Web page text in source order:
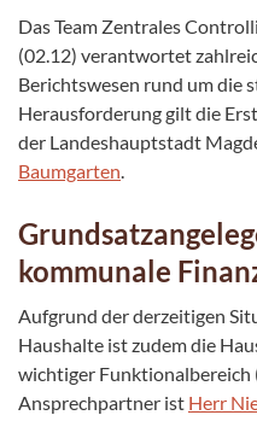
Das Team Zentrales
(02.12) verantwortet
Berichtswesen rund um die
Herausforderung gilt die
der Landeshauptstadt
Baumgarten
kommunale
Aufgrund der derzeitigen
Haushalte ist zudem die
wichtiger Funktionalbereich
Ansprechpartner ist Herr